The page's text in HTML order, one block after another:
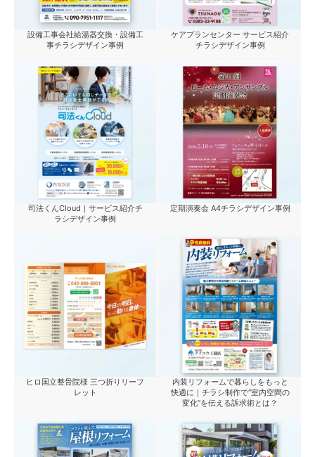
設備工事会社給湯器交換・設備工
事チラシデザイン事例
ケアプランセンター サービス紹介
チラシデザイン事例
司法くんCloud｜サービス紹介チ
ラシデザイン事例
定期演奏会 A4チラシデザイン事例
ヒロ国立整骨院様 三つ折りリーフ
レット
内装リフォームで暮らしをもっと
快適に｜チラシ制作で“室内空間の
変化”を伝える訴求術とは？